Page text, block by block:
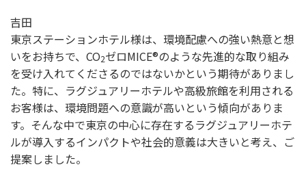
吉田
東京ステーションホテル様は、環境配慮への強い熱意と想
いをお持ちで、CO2ゼロMICE®のような先進的な取り組み
を受け入れてくださるのではないかという期待がありまし
た。特に、ラグジュアリーホテルや高級旅館を利用される
お客様は、環境問題への意識が高いという傾向がありま
す。そんな中で東京の中心に存在するラグジュアリーホテ
ルが導入するインパクトや社会的意義は大きいと考え、ご
提案しました。